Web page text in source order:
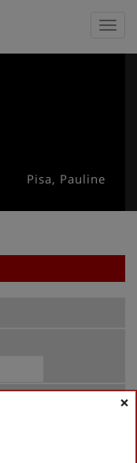
Pisa, Pauline
×